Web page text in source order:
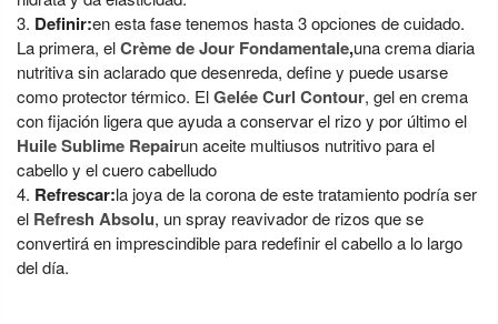
Definir:en esta fase tenemos hasta 3 opciones de cuidado.
La primera, elCrème de Jour Fondamentale,una crema diaria
nutritiva sin aclarado que desenreda, define y puede usarse
como protector térmico. ElGelée Curl Contour, gel en crema
con fijación ligera que ayuda a conservar el rizo y por último el
Huile Sublime Repairun aceite multiusos nutritivo para el
cabello y el cuero cabelludo
Refrescar:la joya de la corona de este tratamiento podría ser
el Refresh Absolu, un spray reavivador de rizos que se
convertirá en imprescindible para redefinir el cabello a lo largo
del día.